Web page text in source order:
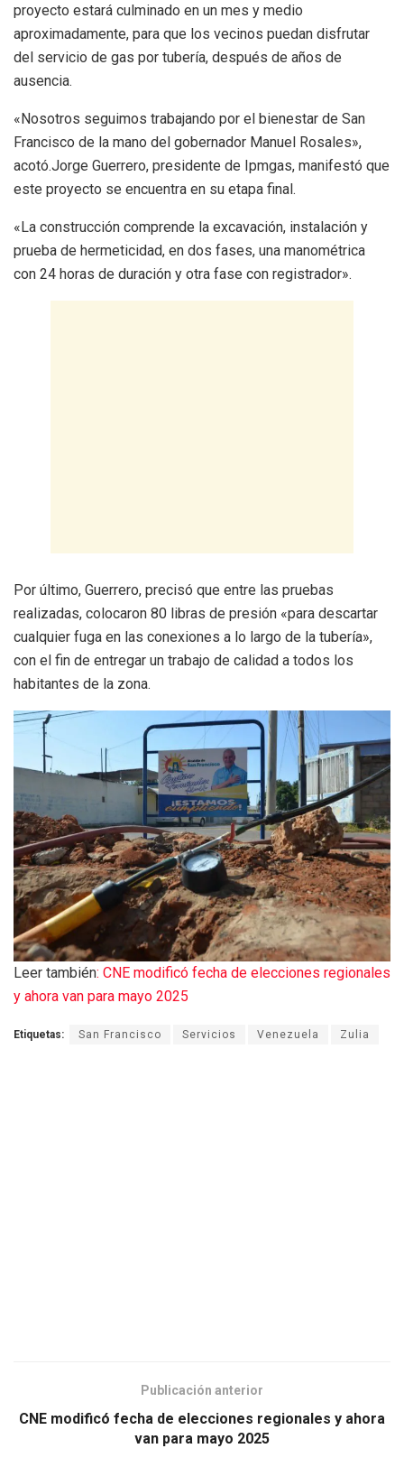
proyecto estará culminado en un mes y medio
aproximadamente, para que los vecinos puedan disfrutar
del servicio de gas por tubería, después de años de
ausencia.
«Nosotros seguimos trabajando por el bienestar de San
Francisco de la mano del gobernador Manuel Rosales»,
acotó.Jorge Guerrero, presidente de Ipmgas, manifestó que
este proyecto se encuentra en su etapa final.
«La construcción comprende la excavación, instalación y
prueba de hermeticidad, en dos fases, una manométrica
con 24 horas de duración y otra fase con registrador».
Por último, Guerrero, precisó que entre las pruebas
realizadas, colocaron 80 libras de presión «para descartar
cualquier fuga en las conexiones a lo largo de la tubería»,
con el fin de entregar un trabajo de calidad a todos los
habitantes de la zona.
Leer también: CNE modificó fecha de elecciones regionales
y ahora van para mayo 2025
Etiquetas: San Francisco Servicios Venezuela Zulia
Publicación anterior
CNE modificó fecha de elecciones regionales y ahora
van para mayo 2025